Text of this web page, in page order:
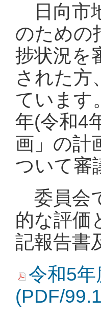
日向市
のための
捗状況を
された方
ています
年(令和4
画」の計
ついて審
委員会
的な評価
記報告書
令和5
(PDF/